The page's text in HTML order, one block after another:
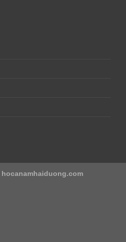
hocanamhaiduong.com